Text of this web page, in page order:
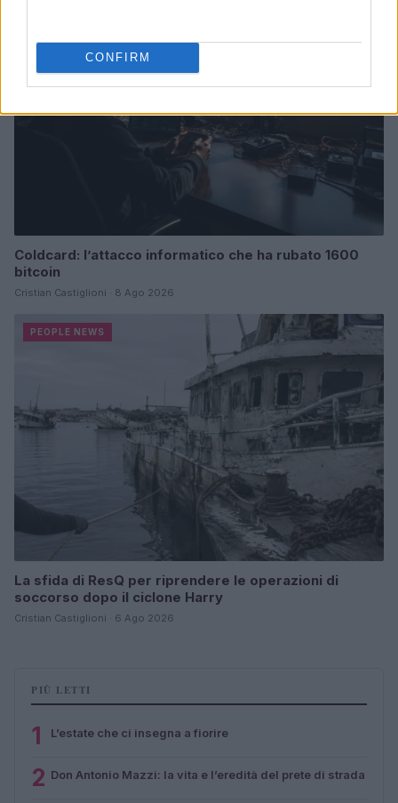
CONFIRM
Coldcard: l’attacco informatico che ha rubato 1600
bitcoin
Cristian Castiglioni · 8 Ago 2026
PEOPLE NEWS
La sfida di ResQ per riprendere le operazioni di
soccorso dopo il ciclone Harry
Cristian Castiglioni · 6 Ago 2026
PIÙ LETTI
1 L’estate che ci insegna a fiorire
2 Don Antonio Mazzi: la vita e l’eredità del prete di strada